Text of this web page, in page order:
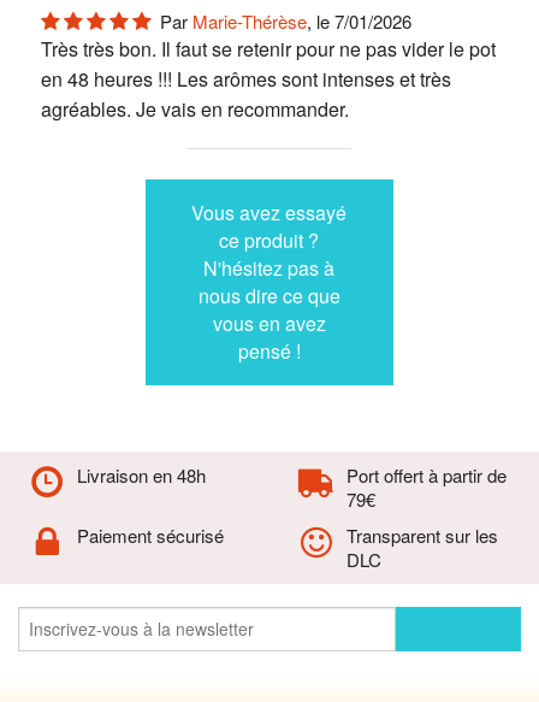
Par Marie-Thérèse, le 7/01/2026
Très très bon. Il faut se retenir pour ne pas vider le pot
en 48 heures !!! Les arômes sont intenses et très
agréables. Je vais en recommander.
Vous avez essayé
ce produit ?
N'hésitez pas à
nous dire ce que
vous en avez
pensé !
Livraison en 48h
Port offert à partir de
79€
Paiement sécurisé
Transparent sur les
DLC